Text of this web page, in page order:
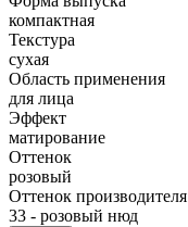
компактная
Текстура
сухая
Область применения
для лица
Эффект
матирование
Оттенок
розовый
Оттенок производителя
33 - розовый нюд